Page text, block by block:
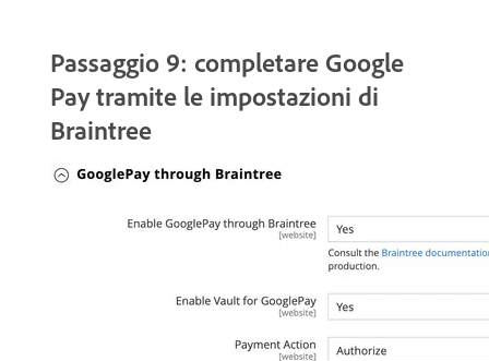
Passaggio 9: completare Google
Pay tramite le impostazioni di
Braintree